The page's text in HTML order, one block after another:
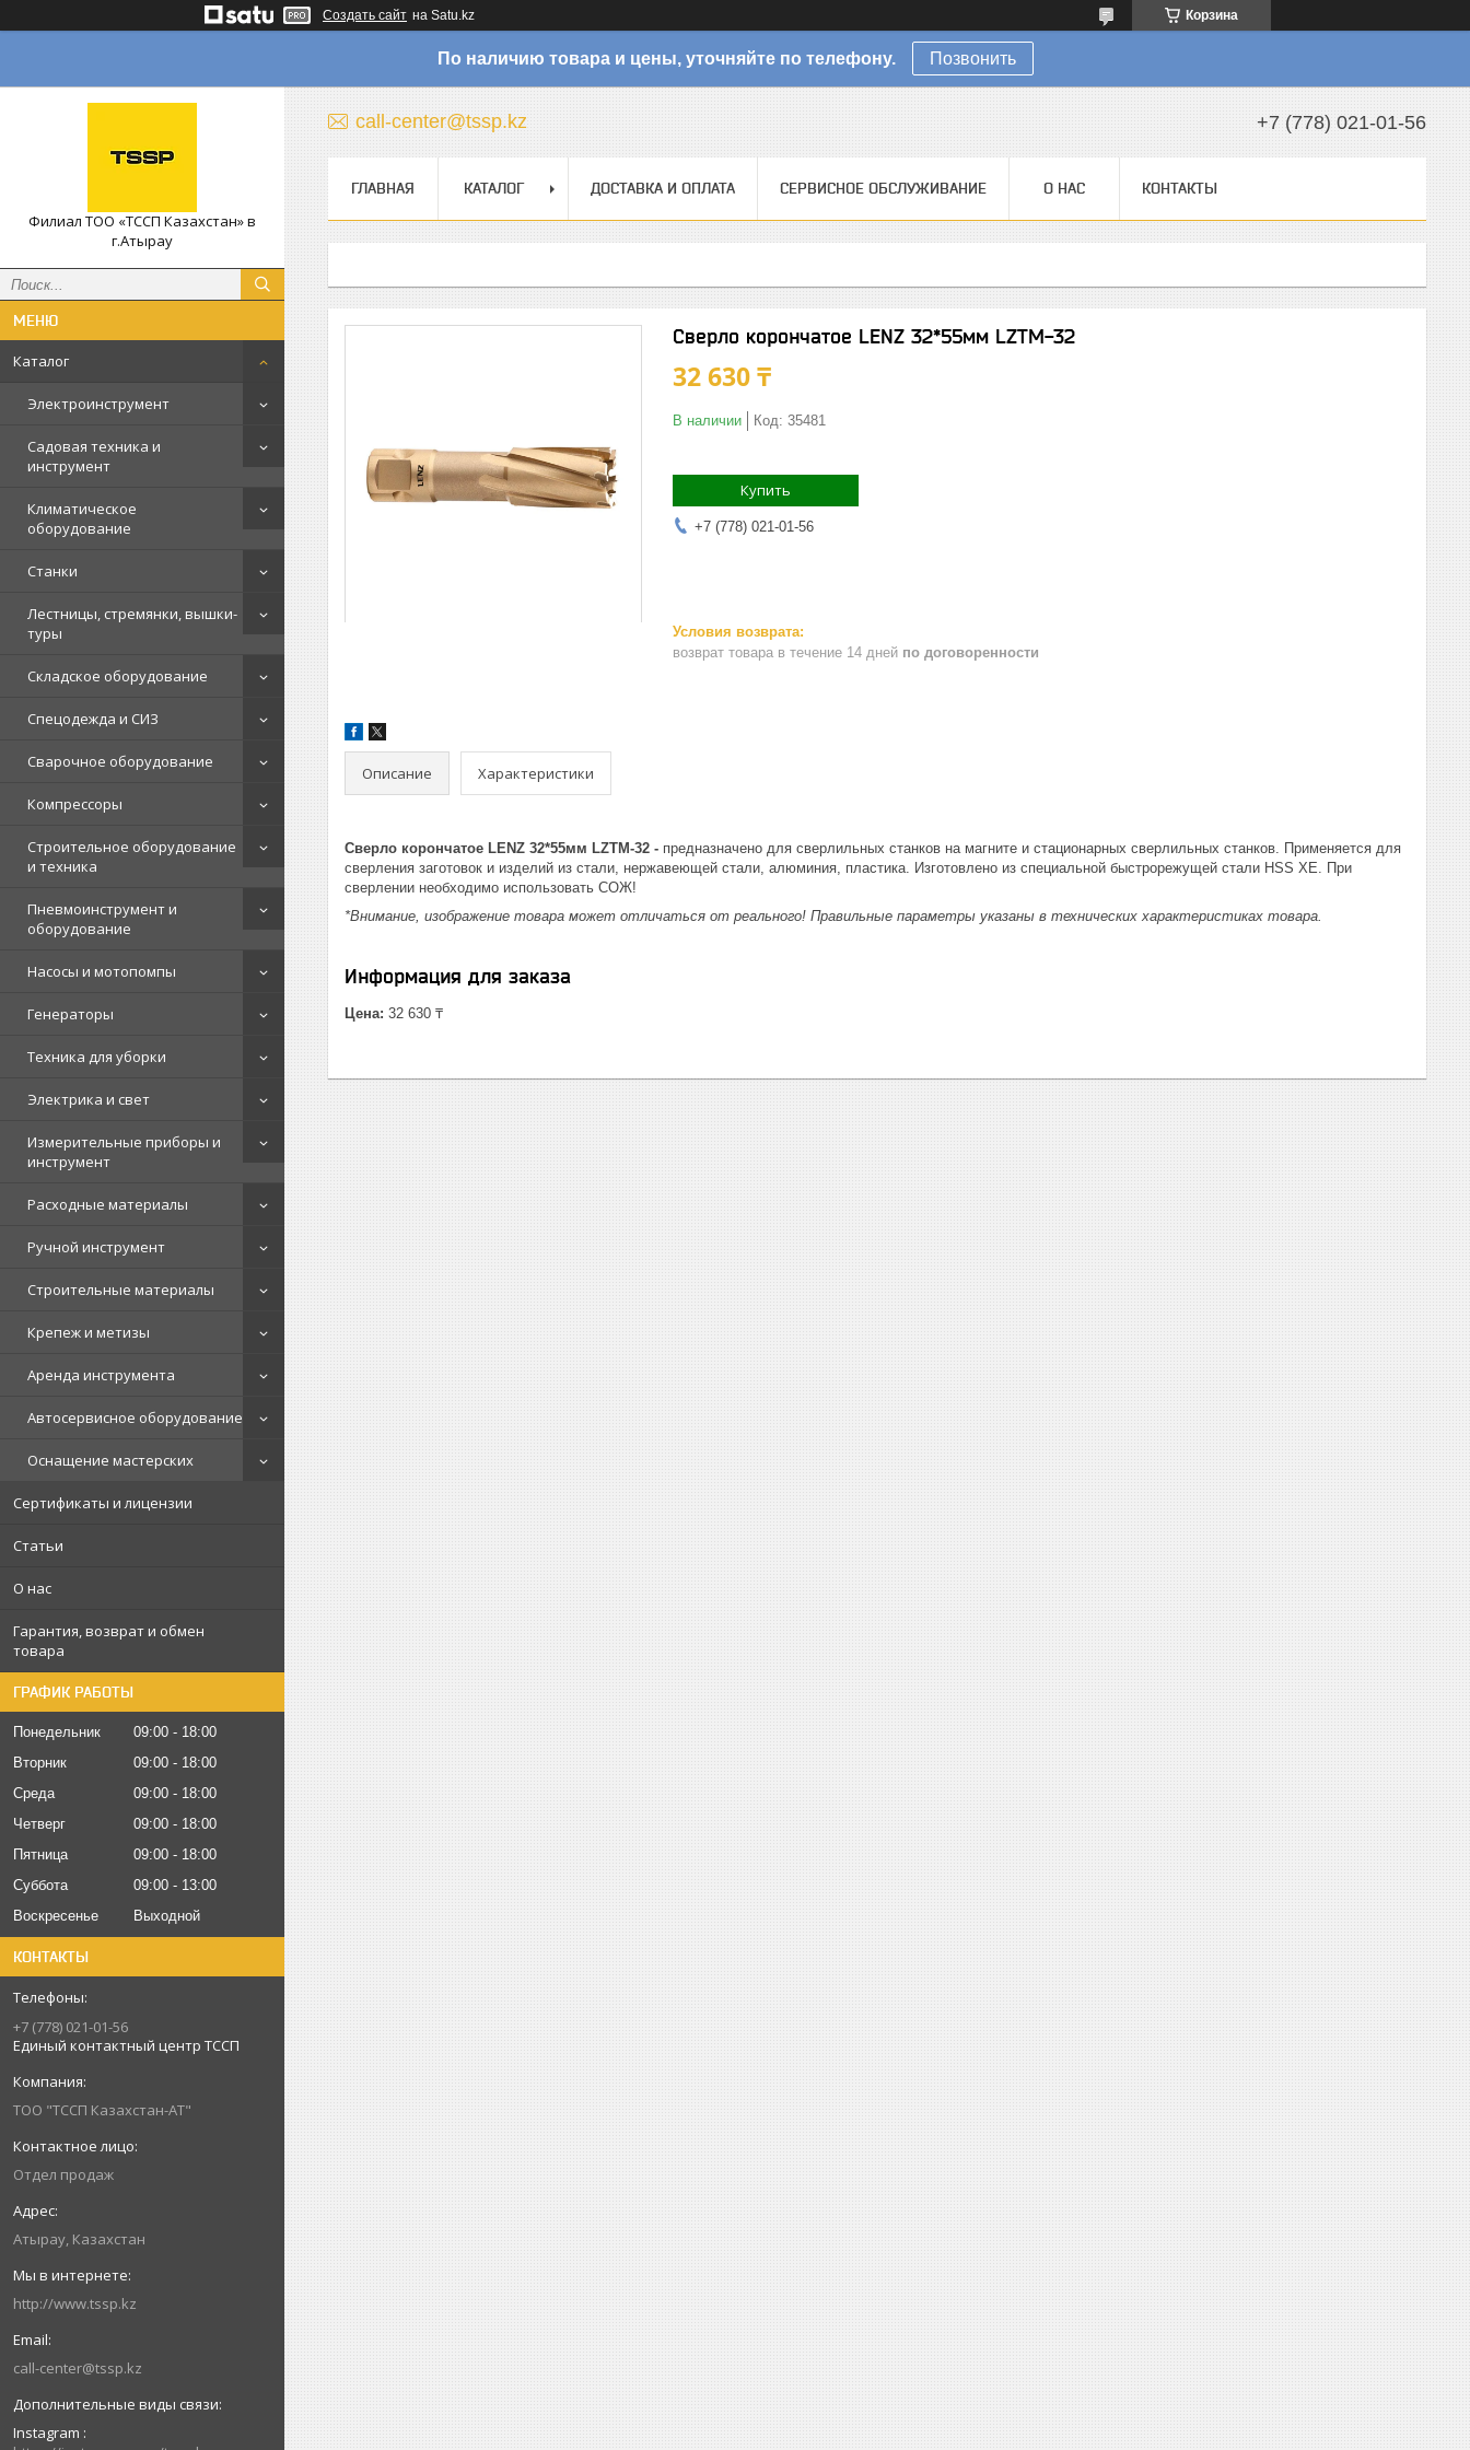
Создать сайт на Satu.kz Корзина
По наличию товара и цены, уточняйте по телефону. Позвонить
Филиал ТОО «ТССП Казахстан» в
г.Атырау
Каталог
Электроинструмент
Садовая техника и
инструмент
Климатическое
оборудование
Станки
Лестницы, стремянки, вышки-
туры
Складское оборудование
Спецодежда и СИЗ
Сварочное оборудование
Компрессоры
Строительное оборудование
и техника
Пневмоинструмент и
оборудование
Насосы и мотопомпы
Генераторы
Техника для уборки
Электрика и свет
Измерительные приборы и
инструмент
Расходные материалы
Ручной инструмент
Строительные материалы
Крепеж и метизы
Аренда инструмента
Автосервисное оборудование
Оснащение мастерских
Сертификаты и лицензии
Статьи
О нас
Гарантия, возврат и обмен
товара
ГРАФИК РАБОТЫ
Понедельник 09:00
18:00
Вторник
09:00
18:00
Среда
09:00
18:00
Четверг
09:00
18:00
Пятница
09:00
18:00
Суббота
09:00
13:00
Воскресенье
Выходной
КОНТАКТЫ
+7 (778) 021-01-56
Единый контактный центр ТССП
ТОО "ТССП Казахстан-АТ"
Отдел продаж
Атырау, Казахстан
http://www.tssp.kz
call-center@tssp.kz
Instagram
call-center@tssp.kz +7 (778) 021-01-56
ГЛАВНАЯ КАТАЛОГ ДОСТАВКА И ОПЛАТА СЕРВИСНОЕ ОБСЛУЖИВАНИЕ О НАС КОНТАКТЫ
Сверло корончатое LENZ 32*55мм LZTM-32
32 630 ₸
В наличии Код: 35481
Купить
+7 (778) 021-01-56
возврат товара в течение 14 дней по договоренности
Описание Характеристики
Сверло корончатое LENZ 32*55мм LZTM-32 - предназначено для сверлильных станков на магните и стационарных сверлильных станков. Применяется для
сверления заготовок и изделий из стали, нержавеющей стали, алюминия, пластика. Изготовлено из специальной быстрорежущей стали HSS XE. При
сверлении необходимо использовать СОЖ!
*Внимание, изображение товара может отличаться от реального! Правильные параметры указаны в технических характеристиках товара.
Информация для заказа
Цена: 32 630 ₸